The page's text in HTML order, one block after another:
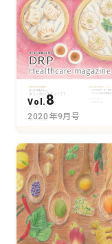
Vol. 8
2020年9月号